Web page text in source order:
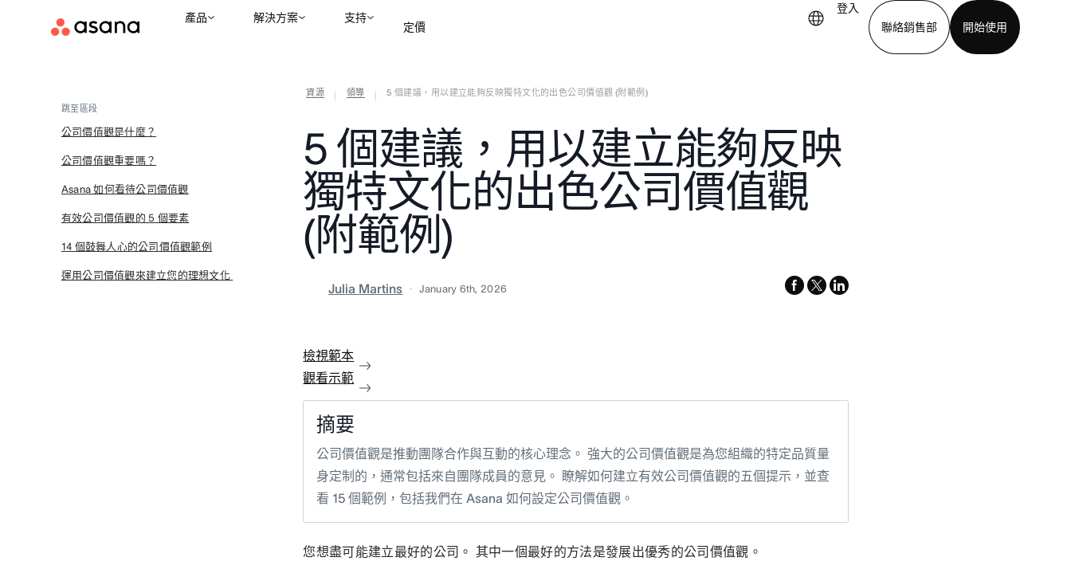
產品 解決方案 支持
定價
登入
聯絡銷售部
開始使用
聯絡銷售部
資源 領導 5 個建議，用以建立能夠反映獨特文化的出色公司價值觀 (附範例)
5 個建議，用以建立能夠反映
獨特文化的出色公司價值觀
(附範例)
Julia Martins January 6th, 2026 facebook
x-
linkedin
跳至區段
公司價值觀是什麼？
公司價值觀重要嗎？
Asana 如何看待公司價值觀
有效公司價值觀的 5 個要素
14 個鼓舞人心的公司價值觀範例
運用公司價值觀來建立您的理想文化
檢視範本
觀看示範
摘要
公司價值觀是推動團隊合作與互動的核心理念。 強大的公司價值觀是為您組織的特定品質量
身定制的，通常包括來自團隊成員的意見。 瞭解如何建立有效公司價值觀的五個提示，並查
看 15 個範例，包括我們在 Asana 如何設定公司價值觀。
您想盡可能建立最好的公司。 其中一個最好的方法是發展出優秀的公司價值觀。